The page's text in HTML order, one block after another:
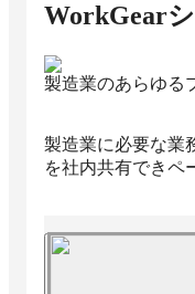
WorkGear
製造業のあらゆる
製造業に必要な業
を社内共有できペ